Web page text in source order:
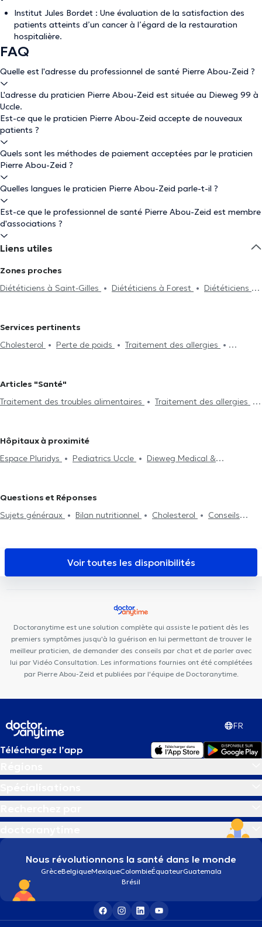
Institut Jules Bordet : Une évaluation de la satisfaction des
patients atteints d’un cancer à l’égard de la restauration
hospitalière.
FAQ
Quelle est l'adresse du professionnel de santé Pierre Abou-Zeid ?
L'adresse du praticien Pierre Abou-Zeid est située au Dieweg 99 à
Uccle.
Est-ce que le praticien Pierre Abou-Zeid accepte de nouveaux
patients ?
Quels sont les méthodes de paiement acceptées par le praticien
Pierre Abou-Zeid ?
Quelles langues le praticien Pierre Abou-Zeid parle-t-il ?
Est-ce que le professionnel de santé Pierre Abou-Zeid est membre
d'associations ?
Liens utiles
Zones proches
Diététiciens à Saint-Gilles
Diététiciens à Forest
Diététiciens à
Diététiciens à Anderlecht
à Rhode-Saint-Genèse
Diététiciens à Woluwe-Saint-Pierre
Diététiciens à Jette
Diététiciens à Evere
Diététiciens à
Services pertinents
Cholesterol
Perte de poids
Traitement des allergies
Traitement du diabète
nutritionnel
Analyse de la composition du corps
Anémie
Articles "Santé"
Traitement des troubles alimentaires
Traitement des allergies
Hôpitaux à proximité
Espace Pluridys
Pediatrics Uccle
Dieweg Medical &
Centre Médical Brugmann
Perform
Kio Medical Center Uccle
Centre médical la
therapy
Lazeo Uccle Topaz Dental Clinic
Centre Médical
César De Paepe Uccle
Centre de Médecine et d'Etudes
Maison médicale la Renaissance
Allard Centre Médical Uccle
Questions et Réponses
Sujets généraux
Bilan nutritionnel Cholesterol
Conseils
Voir toutes les disponibilités
Doctoranytime est une solution complète qui assiste le patient dès les
premiers symptômes jusqu'à la guérison en lui permettant de trouver le
meilleur praticien, de demander des conseils par chat et de parler avec
lui par Vidéo Consultation. Les informations fournies ont été complétées
par Pierre Abou-Zeid et publiées par l'équipe de Doctoranytime.
FR
Téléchargez l’app
Nous révolutionnons la santé dans le monde
GrèceBelgiqueMexiqueColombieÉquateurGuatemala
Brésil